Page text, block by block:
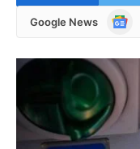
Google News
Google